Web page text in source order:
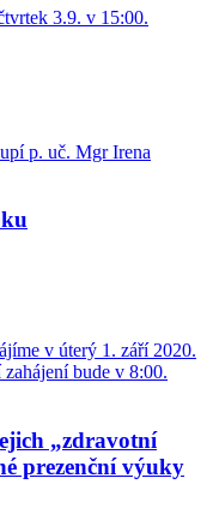
3.9. v 15:00.
p. uč. Mgr Irena
v úterý 1. září 2020.
bude v 8:00.
„zdravotní
prezenční výuky